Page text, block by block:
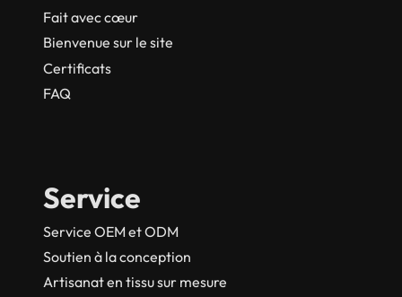
Fait avec cœur
Bienvenue sur le site
Certificats
FAQ
Service
Service OEM et ODM
Soutien à la conception
Artisanat en tissu sur mesure